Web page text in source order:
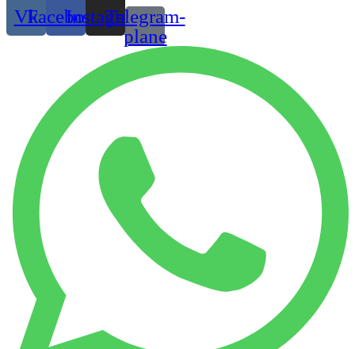
VkFacebookInstagramTelegram-
plane